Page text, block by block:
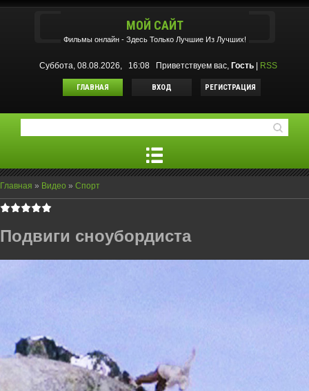
МОЙ САЙТ
Фильмы oнлайн - Здесь Только Лучшие Из Лучших!
Суббота, 08.08.2026, 16:08 Приветствуем вас, Гость| RSS
ГЛАВНАЯ ВХОД РЕГИСТРАЦИЯ
Главная » Видео » Спорт
Подвиги сноубордиста